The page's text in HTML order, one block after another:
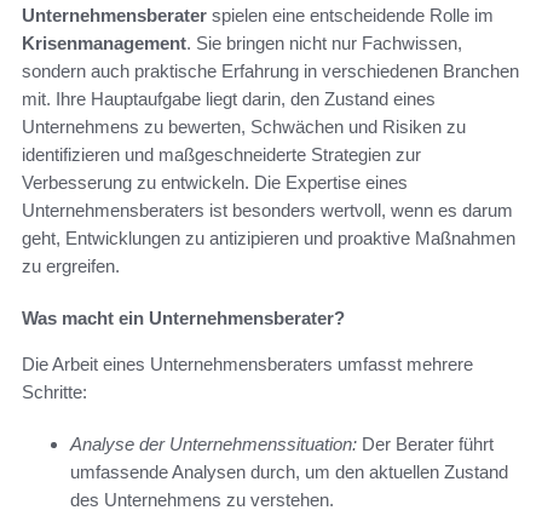
Unternehmensberater spielen eine entscheidende Rolle im
Krisenmanagement. Sie bringen nicht nur Fachwissen,
sondern auch praktische Erfahrung in verschiedenen Branchen
mit. Ihre Hauptaufgabe liegt darin, den Zustand eines
Unternehmens zu bewerten, Schwächen und Risiken zu
identifizieren und maßgeschneiderte Strategien zur
Verbesserung zu entwickeln. Die Expertise eines
Unternehmensberaters ist besonders wertvoll, wenn es darum
geht, Entwicklungen zu antizipieren und proaktive Maßnahmen
zu ergreifen.
Was macht ein Unternehmensberater?
Die Arbeit eines Unternehmensberaters umfasst mehrere
Schritte:
Analyse der Unternehmenssituation: Der Berater führt
umfassende Analysen durch, um den aktuellen Zustand
des Unternehmens zu verstehen.